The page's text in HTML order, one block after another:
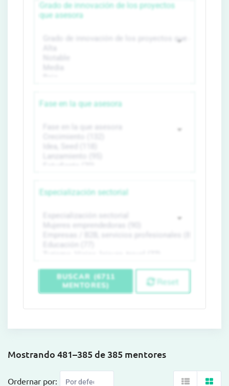
Grado de innovación de los proyectos
que asesora
Fase en la que asesora
Especialización sectorial
BUSCAR (6711
MENTORES)
Reset
Mostrando 481–385 de 385 mentores
Ordernar por: